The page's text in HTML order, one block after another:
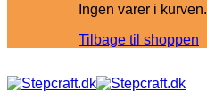
Ingen varer i kurven.
Tilbage til shoppen